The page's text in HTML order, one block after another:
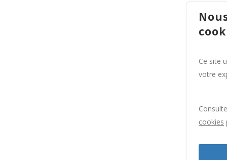
Ce site
votre
cookies